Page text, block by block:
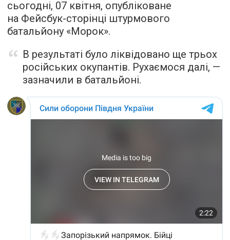
сьогодні, 07 квітня, опубліковане
на Фейсбук-сторінці штурмового
батальйону «Морок».
В результаті було ліквідовано ще трьох
російських окупантів. Рухаємося далі, —
зазначили в батальйоні.